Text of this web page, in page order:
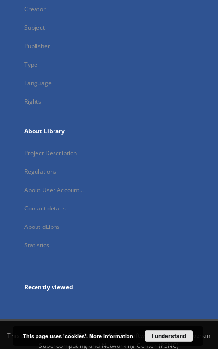
Creator
Subject
Publisher
Type
Language
Rights
About Library
Project Description
Regulations
About User Account...
Contact details
About dLibra
Statistics
Recently viewed
This service runs onDInGO dLibra 6.3.21software created by
Poznan
Supercomputing and Networking Center (PSNC)
This page uses 'cookies'. More information I understand